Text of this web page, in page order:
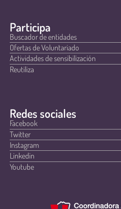
Participa
Buscador de entidades
Ofertas de Voluntariado
Actividades de sensibilización
Reutiliza
Redes sociales
Facebook
Twitter
Instagram
Linkedin
Youtube